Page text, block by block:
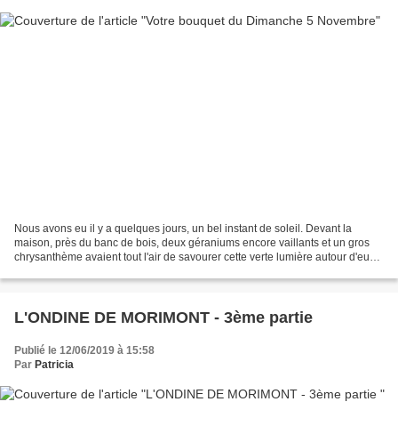
Nous avons eu il y a quelques jours, un bel instant de soleil. Devant la
maison, près du banc de bois, deux géraniums encore vaillants et un gros
chrysanthème avaient tout l'air de savourer cette verte lumière autour d'eux.
L'ONDINE DE MORIMONT - 3ème partie
Publié le 12/06/2019 à 15:58
Par Patricia